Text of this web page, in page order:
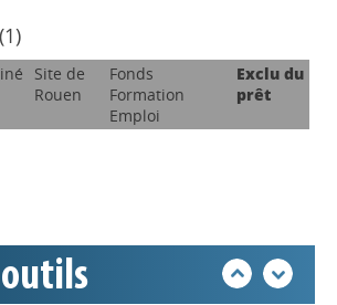
Site de
Rouen
Fonds
Formation
Emploi
Exclu du
prêt
à projets
une actu !
documentaire